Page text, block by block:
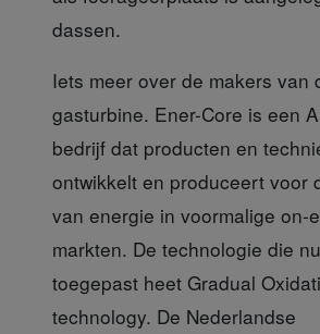
dassen.
Iets meer over de makers van
gasturbine. Ener-Core is een
bedrijf dat producten en
ontwikkelt en produceert voor
van energie in voormalige on-
markten. De technologie die
toegepast heet Gradual
technology. De Nederlandse